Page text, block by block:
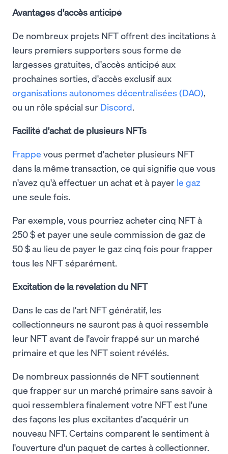
Avantages d'accès anticipé
De nombreux projets NFT offrent des incitations à
leurs premiers supporters sous forme de
largesses gratuites, d'accès anticipé aux
prochaines sorties, d'accès exclusif aux
organisations autonomes décentralisées (DAO),
ou un rôle spécial sur Discord.
Facilité d'achat de plusieurs NFTs
Frappe vous permet d'acheter plusieurs NFT
dans la même transaction, ce qui signifie que vous
n'avez qu'à effectuer un achat et à payer le gaz
une seule fois.
Par exemple, vous pourriez acheter cinq NFT à
250 $ et payer une seule commission de gaz de
50 $ au lieu de payer le gaz cinq fois pour frapper
tous les NFT séparément.
Excitation de la révélation du NFT
Dans le cas de l'art NFT génératif, les
collectionneurs ne sauront pas à quoi ressemble
leur NFT avant de l'avoir frappé sur un marché
primaire et que les NFT soient révélés.
De nombreux passionnés de NFT soutiennent
que frapper sur un marché primaire sans savoir à
quoi ressemblera finalement votre NFT est l'une
des façons les plus excitantes d'acquérir un
nouveau NFT. Certains comparent le sentiment à
l'ouverture d'un paquet de cartes à collectionner.